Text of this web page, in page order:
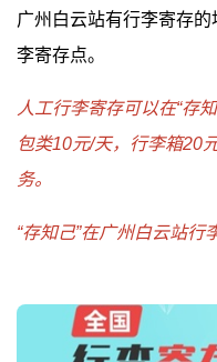
广州白云站有行李寄存
李寄存点。
人工行李寄存可以在“存
包类10元/天，行李箱20
务。
“存知己”在广州白云站行